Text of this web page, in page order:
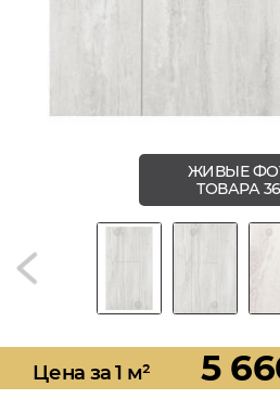
ЖИВЫЕ
ТОВАРА
Цена за 1 м² 5